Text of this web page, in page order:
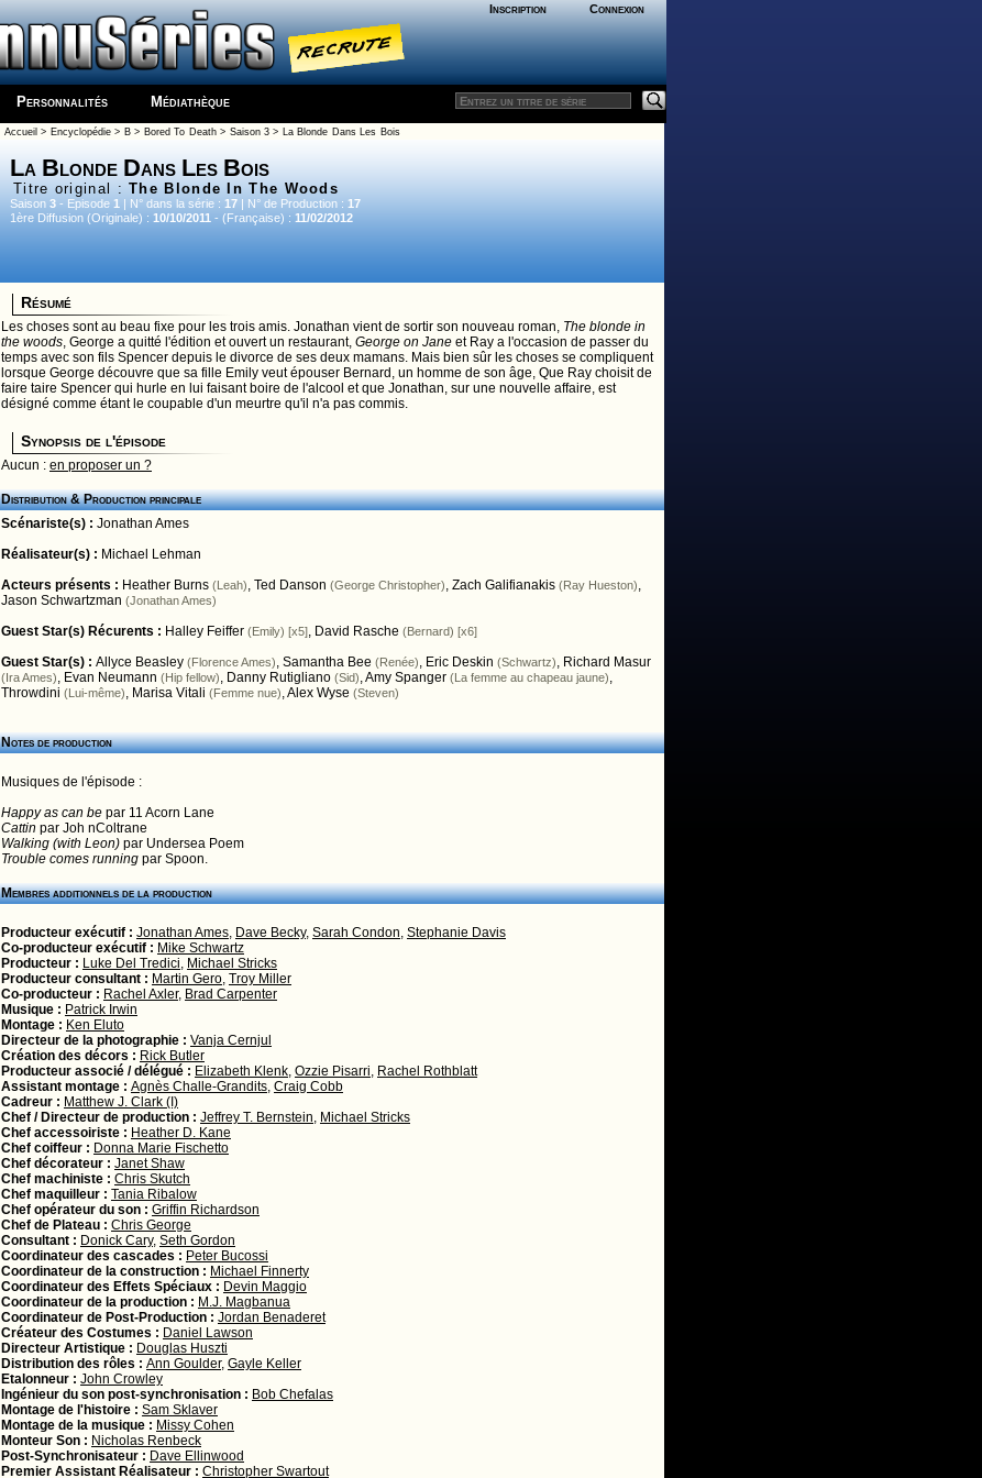
Inscription Connexion
Personnalités Médiathèque
Accueil > Encyclopédie> B> Bored To Death> Saison 3> La Blonde Dans Les Bois
La Blonde Dans Les Bois
Titre original :The Blonde In The Woods
Saison 3 - Episode 1 | N° dans la série : 17 | N° de Production : 17
1ère Diffusion (Originale) : 10/10/2011 - (Française) : 11/02/2012
Résumé
Les choses sont au beau fixe pour les trois amis. Jonathan vient de sortir son nouveau roman, The blonde in
the woods, George a quitté l'édition et ouvert un restaurant, George on Jane et Ray a l'occasion de passer du
temps avec son fils Spencer depuis le divorce de ses deux mamans. Mais bien sûr les choses se compliquent
lorsque George découvre que sa fille Emily veut épouser Bernard, un homme de son âge, Que Ray choisit de
faire taire Spencer qui hurle en lui faisant boire de l'alcool et que Jonathan, sur une nouvelle affaire, est
désigné comme étant le coupable d'un meurtre qu'il n'a pas commis.
Synopsis de l'épisode
Aucun : en proposer un ?
Distribution & Production principale
Scénariste(s) : Jonathan Ames
Réalisateur(s) : Michael Lehman
Acteurs présents : Heather Burns (Leah), Ted Danson (George Christopher), Zach Galifianakis (Ray Hueston),
Jason Schwartzman (Jonathan Ames)
Guest Star(s) Récurents : Halley Feiffer (Emily) [x5], David Rasche (Bernard) [x6]
Guest Star(s) : Allyce Beasley (Florence Ames), Samantha Bee (Renée), Eric Deskin (Schwartz), Richard Masur
(Ira Ames), Evan Neumann (Hip fellow), Danny Rutigliano (Sid),Amy Spanger (La femme au chapeau jaune),
Throwdini (Lui-même), Marisa Vitali (Femme nue),Alex Wyse (Steven)
Notes de production
Musiques de l'épisode :
Happy as can be par 11 Acorn Lane
Cattin par Joh nColtrane
Walking (with Leon) par Undersea Poem
Trouble comes running par Spoon.
Membres additionnels de la production
Producteur exécutif : Jonathan Ames, Dave Becky, Sarah Condon, Stephanie Davis
Co-producteur exécutif : Mike Schwartz
Producteur : Luke Del Tredici, Michael Stricks
Producteur consultant : Martin Gero, Troy Miller
Co-producteur : Rachel Axler, Brad Carpenter
Musique : Patrick Irwin
Montage : Ken Eluto
Directeur de la photographie : Vanja Cernjul
Création des décors : Rick Butler
Producteur associé / délégué : Elizabeth Klenk, Ozzie Pisarri, Rachel Rothblatt
Assistant montage : Agnès Challe-Grandits, Craig Cobb
Cadreur : Matthew J. Clark (I)
Chef / Directeur de production : Jeffrey T. Bernstein, Michael Stricks
Chef accessoiriste : Heather D. Kane
Chef coiffeur : Donna Marie Fischetto
Chef décorateur : Janet Shaw
Chef machiniste : Chris Skutch
Chef maquilleur : Tania Ribalow
Chef opérateur du son : Griffin Richardson
Chef de Plateau : Chris George
Consultant : Donick Cary, Seth Gordon
Coordinateur des cascades : Peter Bucossi
Coordinateur de la construction : Michael Finnerty
Coordinateur des Effets Spéciaux : Devin Maggio
Coordinateur de la production : M.J. Magbanua
Coordinateur de Post-Production : Jordan Benaderet
Créateur des Costumes : Daniel Lawson
Directeur Artistique : Douglas Huszti
Distribution des rôles : Ann Goulder, Gayle Keller
Etalonneur : John Crowley
Ingénieur du son post-synchronisation : Bob Chefalas
Montage de l'histoire : Sam Sklaver
Montage de la musique : Missy Cohen
Monteur Son : Nicholas Renbeck
Post-Synchronisateur : Dave Ellinwood
Premier Assistant Réalisateur : Christopher Swartout